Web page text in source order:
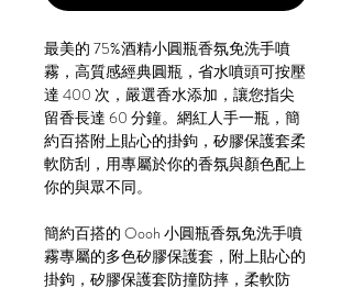
最美的 75%酒精小圓瓶香氛免洗手噴
霧，高質感經典圓瓶，省水噴頭可按壓
達 400 次，嚴選香水添加，讓您指尖
留香長達 60 分鐘。網紅人手一瓶，簡
約百搭附上貼心的掛鉤，矽膠保護套柔
軟防刮，用專屬於你的香氛與顏色配上
你的與眾不同。
簡約百搭的 Oooh 小圓瓶香氛免洗手噴
霧專屬的多色矽膠保護套，附上貼心的
掛鉤，矽膠保護套防撞防摔，柔軟防